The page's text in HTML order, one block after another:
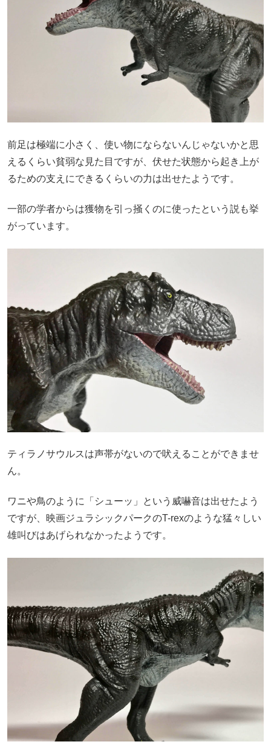
前足は極端に小さく、使い物にならないんじゃないかと思
えるくらい貧弱な見た目ですが、伏せた状態から起き上が
るための支えにできるくらいの力は出せたようです。
一部の学者からは獲物を引っ掻くのに使ったという説も挙
がっています。
ティラノサウルスは声帯がないので吠えることができませ
ん。
ワニや鳥のように「シューッ」という威嚇音は出せたよう
ですが、映画ジュラシックパークのT-rexのような猛々しい
雄叫びはあげられなかったようです。